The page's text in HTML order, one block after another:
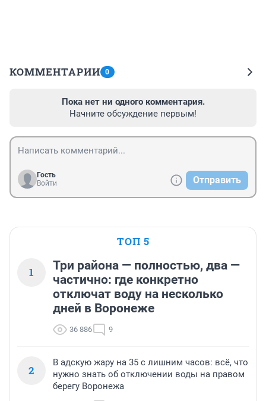
КОММЕНТАРИИ 0
Пока нет ни одного комментария.
Начните обсуждение первым!
Гость
Войти
Отправить
ТОП 5
1
Три района — полностью, два —
частично: где конкретно
отключат воду на несколько
дней в Воронеже
36 886 9
2
В адскую жару на 35 с лишним часов: всё, что
нужно знать об отключении воды на правом
берегу Воронежа